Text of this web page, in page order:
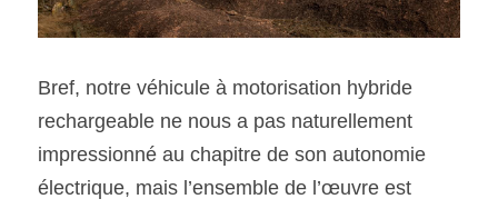
Bref, notre véhicule à motorisation hybride
rechargeable ne nous a pas naturellement
impressionné au chapitre de son autonomie
électrique, mais l’ensemble de l’œuvre est